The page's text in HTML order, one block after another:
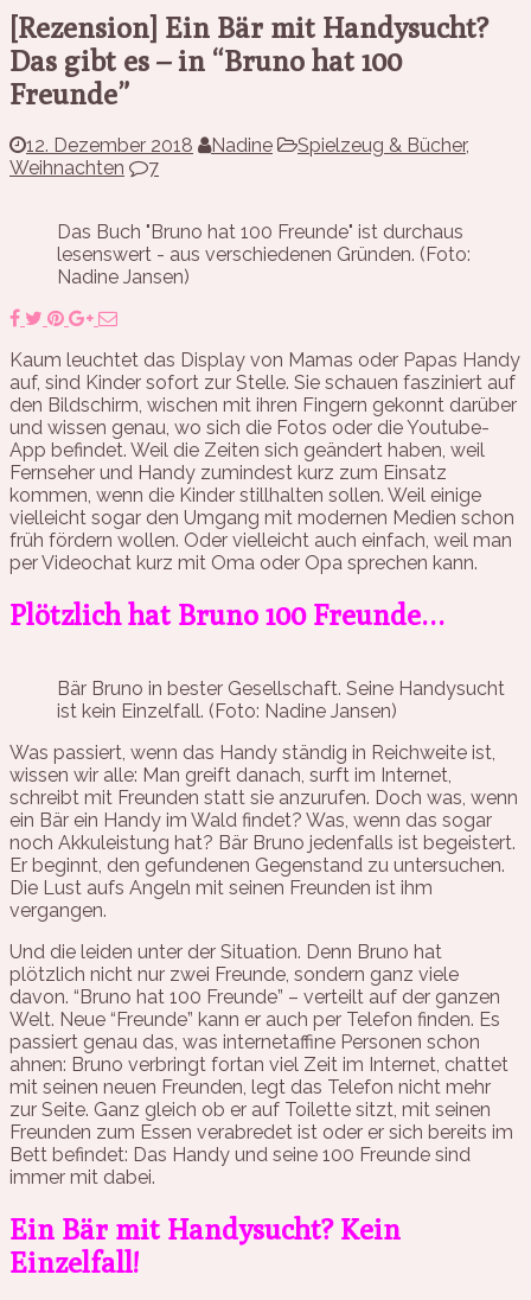
[Rezension] Ein Bär mit Handysucht?
Das gibt es – in “Bruno hat 100
Freunde”
12. Dezember 2018 Nadine Spielzeug & Bücher,
Weihnachten
7
Das Buch "Bruno hat 100 Freunde" ist durchaus
lesenswert - aus verschiedenen Gründen. (Foto:
Nadine Jansen)
Kaum leuchtet das Display von Mamas oder Papas Handy
auf, sind Kinder sofort zur Stelle. Sie schauen fasziniert auf
den Bildschirm, wischen mit ihren Fingern gekonnt darüber
und wissen genau, wo sich die Fotos oder die Youtube-
App befindet. Weil die Zeiten sich geändert haben, weil
Fernseher und Handy zumindest kurz zum Einsatz
kommen, wenn die Kinder stillhalten sollen. Weil einige
vielleicht sogar den Umgang mit modernen Medien schon
früh fördern wollen. Oder vielleicht auch einfach, weil man
per Videochat kurz mit Oma oder Opa sprechen kann.
Plötzlich hat Bruno 100 Freunde…
Bär Bruno in bester Gesellschaft. Seine Handysucht
ist kein Einzelfall. (Foto: Nadine Jansen)
Was passiert, wenn das Handy ständig in Reichweite ist,
wissen wir alle: Man greift danach, surft im Internet,
schreibt mit Freunden statt sie anzurufen. Doch was, wenn
ein Bär ein Handy im Wald findet? Was, wenn das sogar
noch Akkuleistung hat? Bär Bruno jedenfalls ist begeistert.
Er beginnt, den gefundenen Gegenstand zu untersuchen.
Die Lust aufs Angeln mit seinen Freunden ist ihm
vergangen.
Und die leiden unter der Situation. Denn Bruno hat
plötzlich nicht nur zwei Freunde, sondern ganz viele
davon. “Bruno hat 100 Freunde” – verteilt auf der ganzen
Welt. Neue “Freunde” kann er auch per Telefon finden. Es
passiert genau das, was internetaffine Personen schon
ahnen: Bruno verbringt fortan viel Zeit im Internet, chattet
mit seinen neuen Freunden, legt das Telefon nicht mehr
zur Seite. Ganz gleich ob er auf Toilette sitzt, mit seinen
Freunden zum Essen verabredet ist oder er sich bereits im
Bett befindet: Das Handy und seine 100 Freunde sind
immer mit dabei.
Ein Bär mit Handysucht? Kein
Einzelfall!